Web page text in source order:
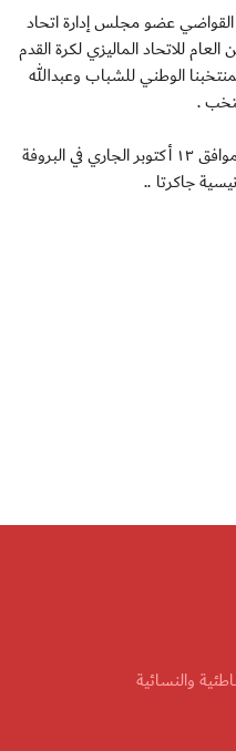
عضو مجلس إدارة اتحاد
العام للاتحاد الماليزي لكرة القدم
الوطني للشباب وعبدالله
.
ويلتقي المنتخبان مجدداً يوم السبت الموافق ١٣ أكتوبر الجاري في البروفة
جاكرتا ..
والنسائية